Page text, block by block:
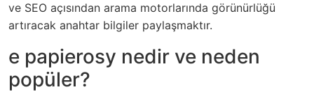
ve SEO açısından arama motorlarında görünürlüğü
artıracak anahtar bilgiler paylaşmaktır.
e papierosy nedir ve neden
popüler?